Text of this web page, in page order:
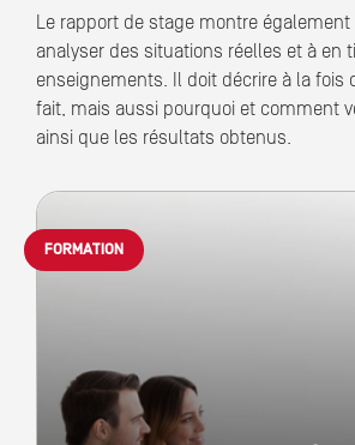
Le rapport de stage montre également
analyser des situations réelles et à en
enseignements. Il doit décrire à la fois
fait, mais aussi pourquoi et comment
ainsi que les résultats obtenus.
FORMATION